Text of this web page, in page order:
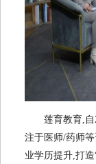
莲育教育,
注于医师/药师
业学历提升,打